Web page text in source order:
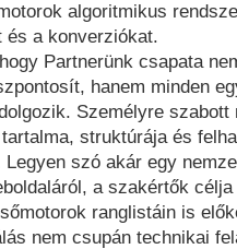
algoritmikus
és a konverziókat.
Partnerünk csapata
hanem minden
Személyre
struktúrája és
szó akár egy
a szakértők
ranglistáin is
nem csupán technikai